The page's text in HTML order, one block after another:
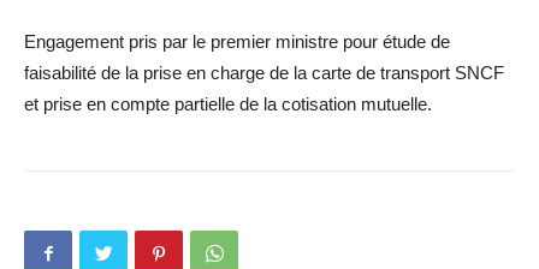
Engagement pris par le premier ministre pour étude de
faisabilité de la prise en charge de la carte de transport SNCF
et prise en compte partielle de la cotisation mutuelle.